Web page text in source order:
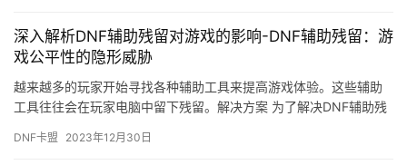
深入解析DNF辅助残留对游戏的影响-DNF辅助残留：游
戏公平性的隐形威胁
越来越多的玩家开始寻找各种辅助工具来提高游戏体验。这些辅助
工具往往会在玩家电脑中留下残留。解决方案 为了解决DNF辅助残
DNF卡盟 2023年12月30日